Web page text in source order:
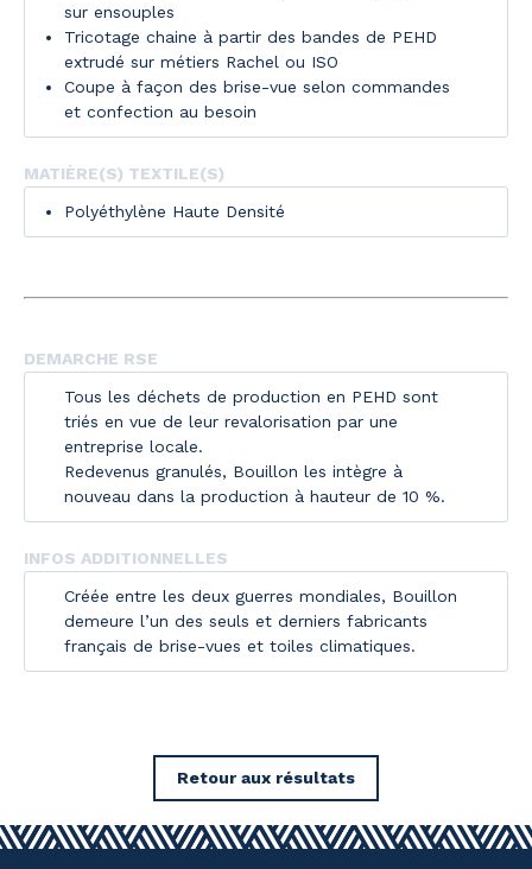
sur ensouples
Tricotage chaine à partir des bandes de PEHD
extrudé sur métiers Rachel ou ISO
Coupe à façon des brise-vue selon commandes
et confection au besoin
MATIÈRE(S) TEXTILE(S)
Polyéthylène Haute Densité
DEMARCHE RSE
Tous les déchets de production en PEHD sont
triés en vue de leur revalorisation par une
entreprise locale.
Redevenus granulés, Bouillon les intègre à
nouveau dans la production à hauteur de 10 %.
INFOS ADDITIONNELLES
Créée entre les deux guerres mondiales, Bouillon
demeure l’un des seuls et derniers fabricants
français de brise-vues et toiles climatiques.
Retour aux résultats